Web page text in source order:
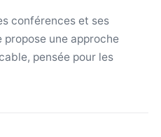
conférences et ses
propose une approche
pensée pour les